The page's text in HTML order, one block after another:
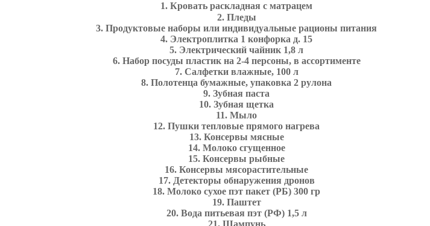
1. Кровать раскладная с матрацем
2. Пледы
3. Продуктовые наборы или индивидуальные рационы питания
4. Электроплитка 1 конфорка д. 15
5. Электрический чайник 1,8 л
6. Набор посуды пластик на 2-4 персоны, в ассортименте
7. Салфетки влажные, 100 л
8. Полотенца бумажные, упаковка 2 рулона
9. Зубная паста
10. Зубная щетка
11. Мыло
12. Пушки тепловые прямого нагрева
13. Консервы мясные
14. Молоко сгущенное
15. Консервы рыбные
16. Консервы мясорастительные
17. Детекторы обнаружения дронов
18. Молоко сухое пэт пакет (РБ) 300 гр
19. Паштет
20. Вода питьевая пэт (РФ) 1,5 л